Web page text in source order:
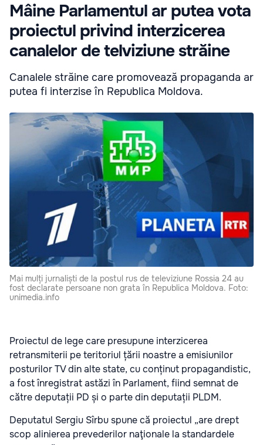
Mâine Parlamentul ar putea vota
proiectul privind interzicerea
canalelor de telviziune străine
Canalele străine care promovează propaganda ar
putea fi interzise în Republica Moldova.
Mai mulți jurnaliști de la postul rus de televiziune Rossia 24 au
fost declarate persoane non grata în Republica Moldova. Foto:
unimedia.info
Proiectul de lege care presupune interzicerea
retransmiterii pe teritoriul țării noastre a emisiunilor
posturilor TV din alte state, cu conținut propagandistic,
a fost înregistrat astăzi în Parlament, fiind semnat de
către deputații PD și o parte din deputații PLDM.
Deputatul Sergiu Sîrbu spune că proiectul „are drept
scop alinierea prevederilor naţionale la standardele